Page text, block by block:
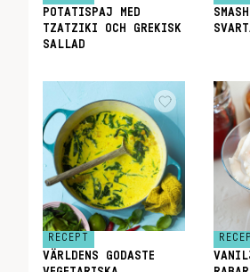
POTATISPAJ MED
TZATZIKI OCH GREKISK
SALLAD
RECEPT
VÄRLDENS GODASTE